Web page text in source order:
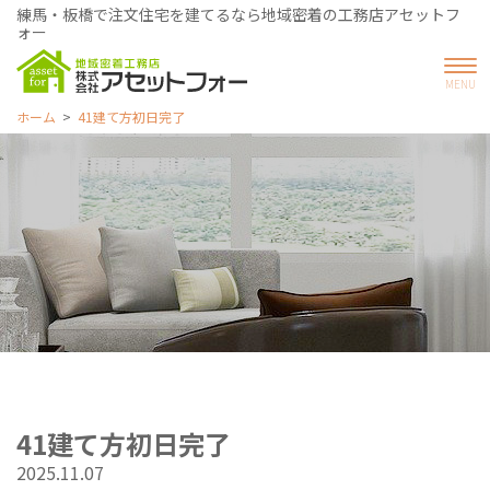
練馬・板橋で注文住宅を建てるなら地域密着の工務店アセットフ
ォー
ホーム 41建て方初日完了
41建て方初日完了
2025.11.07